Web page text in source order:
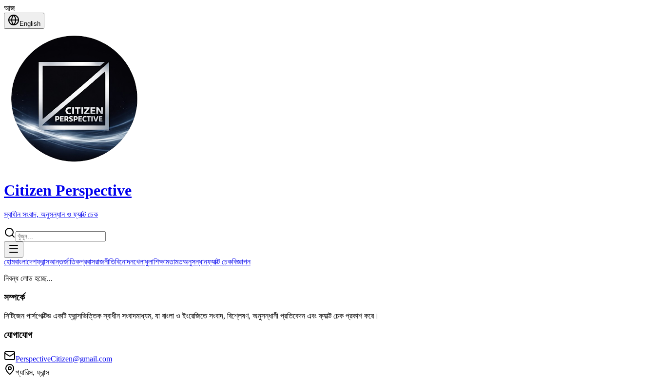
আজ
English
Citizen Perspective
স্বাধীন সংবাদ, অনুসন্ধান ও ফ্যাক্ট চেক
হোমবাংলাদেশফ্রান্সআন্তর্জাতিকপ্রবাসরাজনীতিবিনোদনখেলাধুলাশিক্ষামতামতঅনুসন্ধানফ্যাক্ট চেকবিজ্ঞাপন
নিবন্ধ লোড হচ্ছে...
সম্পর্কে
সিটিজেন পার্সপেক্টিভ একটি ফ্রান্সভিত্তিক স্বাধীন সংবাদমাধ্যম, যা বাংলা ও ইংরেজিতে সংবাদ, বিশ্লেষণ, অনুসন্ধানী প্রতিবেদন এবং ফ্যাক্ট চেক প্রকাশ করে।
যোগাযোগ
PerspectiveCitizen@gmail.com
প্যারিস, ফ্রান্স